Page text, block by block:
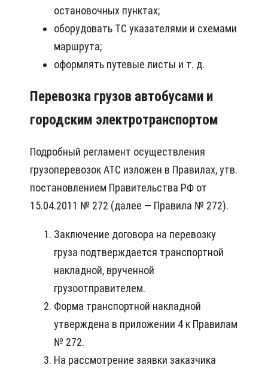
остановочных пунктах;
оборудовать ТС указателями и схемами
маршрута;
оформлять путевые листы и т. д.
Перевозка грузов автобусами и
городским электротранспортом
Подробный регламент осуществления
грузоперевозок АТС изложен в Правилах, утв.
постановлением Правительства РФ от
15.04.2011 № 272 (далее — Правила № 272).
Заключение договора на перевозку
груза подтверждается транспортной
накладной, врученной
грузоотправителем.
Форма транспортной накладной
утверждена в приложении 4 к Правилам
№ 272.
На рассмотрение заявки заказчика